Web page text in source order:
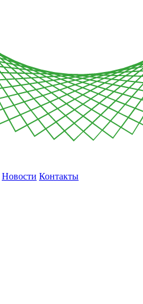
Новости Контакты